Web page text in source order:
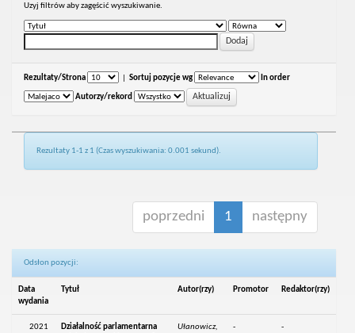
Uzyj filtrów aby zagęścić wyszukiwanie.
Rezultaty/Strona Sortuj pozycje wg In order
Autorzy/rekord
Rezultaty 1-1 z 1 (Czas wyszukiwania: 0.001 sekund).
poprzedni 1 następny
Odsłon pozycji:
Data
wydania
Tytuł Autor(rzy) Promotor Redaktor(rzy)
2021
Działalność parlamentarna
Ułanowicz,
- -